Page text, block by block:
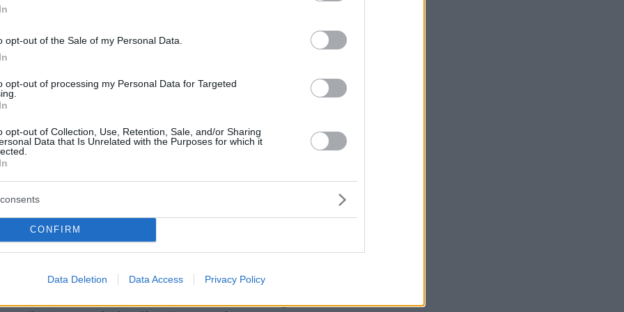
opt-out of the Sale of my Personal Data.
opt-out of processing my Personal Data for Targeted
opt-out of Collection, Use, Retention, Sale, and/or Sharing
Data that Is Unrelated with the Purposes for which it
CONFIRM
Data Deletion Data Access Privacy Policy
una giornata nazionale per la lingua rumena
toccato anche i diritti delle minoranze linguistiche,
tempo. Dan ha detto di aver ricevuto garanzie che
e che i diritti della comunità rumena saranno
delle minoranze.
in grado di ottenere garanzie per i diritti delle
con l’Ucraina è completamente diverso da quello
ad allinearsi agli standard europei sui diritti delle
ungheresi.
ungherese: gas, Schengen,
il Ministro dell’Ambiente rumeno di origine